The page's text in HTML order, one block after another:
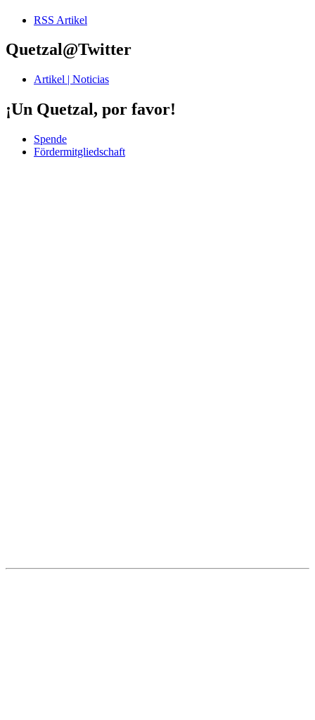
RSS Artikel
Quetzal@Twitter
Artikel | Noticias
¡Un Quetzal, por favor!
Spende
Fördermitgliedschaft